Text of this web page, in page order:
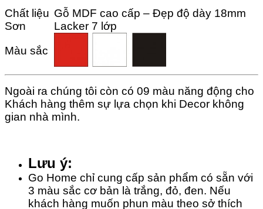
Chất liệu Gỗ MDF cao cấp – Đẹp độ dày 18mm
Sơn
Lacker 7 lớp
Màu sắc
Ngoài ra chúng tôi còn có 09 màu năng động cho
Khách hàng thêm sự lựa chọn khi Decor không
gian nhà mình.
Lưu ý:
Go Home chỉ cung cấp sản phẩm có sẵn với
3 màu sắc cơ bản là trắng, đỏ, đen. Nếu
khách hàng muốn phun màu theo sở thích